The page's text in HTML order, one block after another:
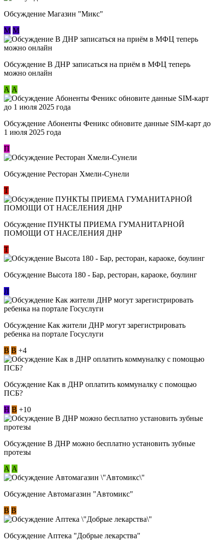
Обсуждение Магазин "Микс"
М М
Обсуждение В ДНР записаться на приём в МФЦ теперь
можно онлайн
А А
Обсуждение Абоненты Феникс обновите данные SIM-карт до
1 июля 2025 года
П
Обсуждение Ресторан Хмели-Сунели
Т
Обсуждение ​ПУНКТЫ ПРИЕМА ГУМАНИТАРНОЙ
ПОМОЩИ ОТ НАСЕЛЕНИЯ ДНР
Т
Обсуждение Высота 180 - Бар, ресторан, караоке, боулинг
Л
Обсуждение Как жители ДНР могут зарегистрировать
ребенка на портале Госуслуги
В В +4
Обсуждение Как в ДНР оплатить коммуналку с помощью
ПСБ?
Н В +10
Обсуждение В ДНР можно бесплатно установить зубные
протезы
А А
Обсуждение Автомагазин "Автомикс"
В В
Обсуждение Аптека "Добрые лекарства"